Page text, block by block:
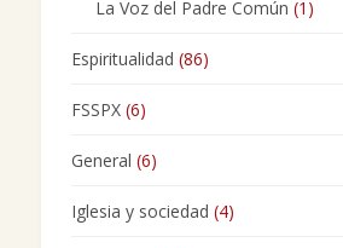
La Voz del Padre Común (1)
Espiritualidad (86)
FSSPX(6)
General (6)
Iglesia y sociedad (4)